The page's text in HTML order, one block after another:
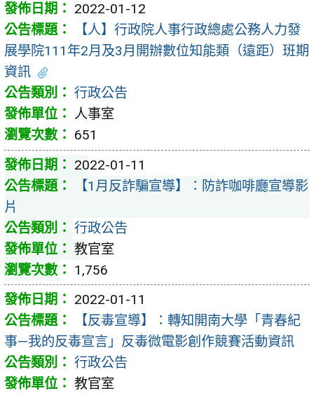
2022-01-12
【人】行政院人事行政總處公務人力發
展學院111年2月及3月開辦數位知能類（遠距）班期
資訊
行政公告
人事室
651
2022-01-11
【1月反詐騙宣導】：防詐咖啡廳宣導影
片
行政公告
教官室
1,756
2022-01-11
【反毒宣導】：轉知開南大學「青春紀
事—我的反毒宣言」反毒微電影創作競賽活動資訊
行政公告
教官室